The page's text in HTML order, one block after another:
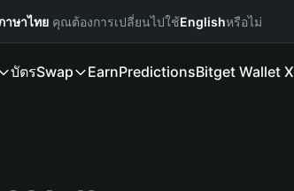
าษาไทย คุณต้องการเปลี่ยนไปใช้Englishหรือไม่
บัตรSwap EarnPredictionsBitget Wallet X